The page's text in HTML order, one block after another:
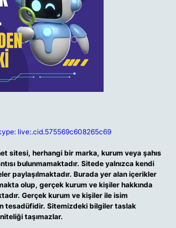
live:.cid.575569c608265c69
sitesi, herhangi bir marka, kurum veya şahıs
bulunmamaktadır. Sitede yalnızca kendi
paylaşılmaktadır. Burada yer alan içerikler
olup, gerçek kurum ve kişiler hakkında
Gerçek kurum ve kişiler ile isim
tesadüfidir. Sitemizdeki bilgiler taslak
taşımazlar.